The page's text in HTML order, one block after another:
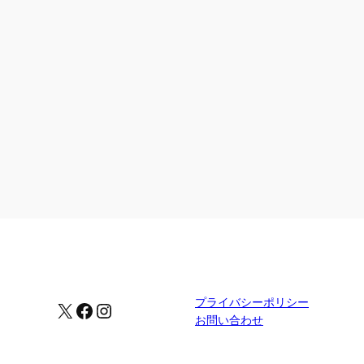
X Facebook
Instagram
プライバシーポリシー
お問い合わせ